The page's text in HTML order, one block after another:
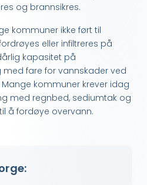
og brannsikres.
kommuner ikke ført til
eller infiltreres på
kapasitet på
fare for vannskader ved
kommuner krever idag
med regnbed, sediumtak og
å fordøye overvann.